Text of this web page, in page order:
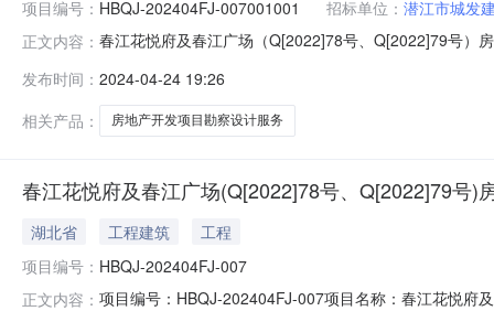
项目编号： HBQJ-202404FJ-007001001 招标单位： 潜江市城发
正文内容： 春江花悦府及春江广场（Q[2022]78号、Q[2022]79号）
批准建设，项目业主为潜江市城发建设投资有限公司,建
发布时间： 2024-04-24 19:26
相关产品：
房地产开发项目勘察设计服务
春江花悦府及春江广场(Q[2022]78号、Q[2022]79号)
湖北省 工程建筑
工程
项目编号： HBQJ-202404FJ-007
正文内容： 项目编号：HBQJ-202404FJ-007项目名称：春江花悦府